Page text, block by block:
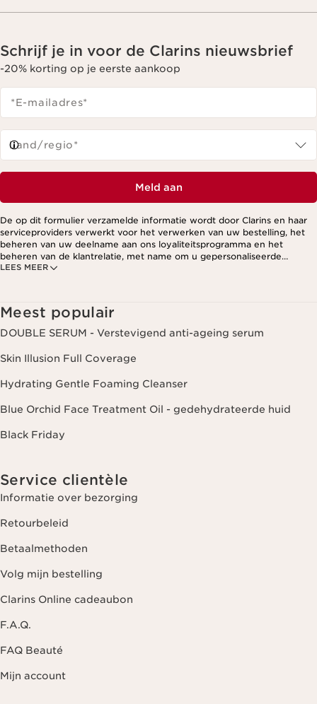
Schrijf je in voor de Clarins nieuwsbrief
-20% korting op je eerste aankoop
*E-mailadres*
Land/regio*
Meld aan
LEES MEER
De op dit formulier verzamelde informatie wordt door Clarins en haar
serviceproviders verwerkt voor het verwerken van uw bestelling, het
beheren van uw deelname aan ons loyaliteitsprogramma en het
beheren van de klantrelatie, met name om u gepersonaliseerde
aanbiedingen te kunnen sturen op basis van uw eerdere aankopen en
Meest populair
DOUBLE SERUM - Verstevigend anti-ageing serum
Skin Illusion Full Coverage
Hydrating Gentle Foaming Cleanser
Blue Orchid Face Treatment Oil - gedehydrateerde huid
Black Friday
Service clientèle
Informatie over bezorging
Retourbeleid
Betaalmethoden
Volg mijn bestelling
Clarins Online cadeaubon
F.A.Q.
FAQ Beauté
Mijn account